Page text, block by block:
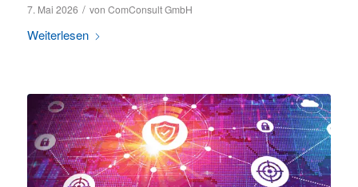
7. Mai 2026 / von ComConsult GmbH
Weiterlesen